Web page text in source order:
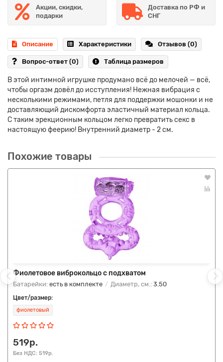
Акции, скидки,
подарки
Доставка по РФ и
СНГ
Описание Характеристики Отзывов (0)
Вопрос-ответ (0) Таблица размеров
В этой интимной игрушке продумано всё до мелочей — всё,
чтобы оргазм довёл до исступления! Нежная вибрация с
несколькими режимами, петля для поддержки мошонки и не
доставляющий дискомфорта эластичный материал кольца.
С таким эрекционным кольцом легко превратить секс в
настоящую феерию! Внутренний диаметр - 2 см.
Похожие товары
Фиолетовое виброкольцо с подхватом
Батарейки: есть в комплекте Диаметр, см.: 3.50
Цвет/размер:
фиолетовый
519р.
Без НДС: 519р.